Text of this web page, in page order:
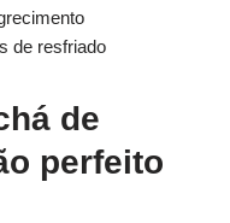
de resfriado
de
perfeito